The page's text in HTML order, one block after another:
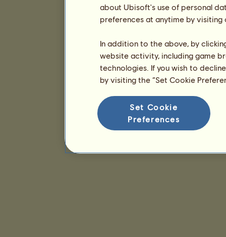
about Ubisoft's use of personal
preferences at anytime by
In addition to the above, by
website activity, including game
technologies. If you wish to
by visiting the “Set Cookie
Set Cookie
Preferences